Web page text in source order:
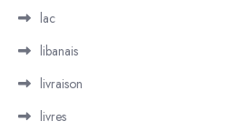
lac
libanais
livraison
livres